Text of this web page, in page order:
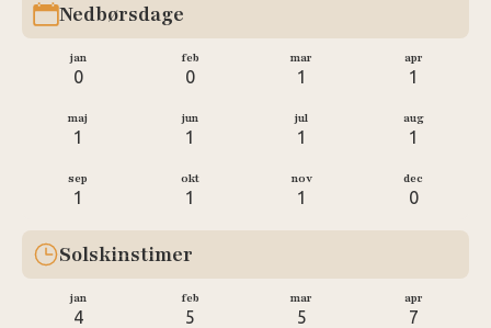
Nedbørsdage
jan
0
feb
0
mar
1
apr
1
maj
1
jun
1
jul
1
aug
1
sep
1
okt
1
nov
1
dec
0
Solskinstimer
jan
4
feb
5
mar
5
apr
7